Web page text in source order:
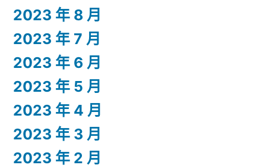
2023 年 8 月
2023 年 7 月
2023 年 6 月
2023 年 5 月
2023 年 4 月
2023 年 3 月
2023 年 2 月